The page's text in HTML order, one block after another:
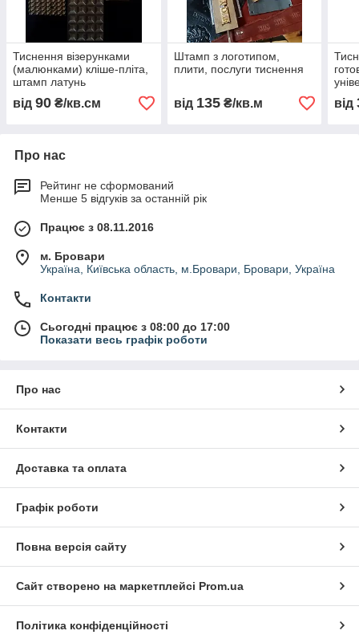
Тиснення візерунками
(малюнками) кліше-пліта,
штамп латунь
від 90 ₴/кв.см
Штамп з логотипом,
плити, послуги тиснення
від 135₴/кв.м від
Про нас
Рейтинг не сформований
Менше 5 відгуків за останній рік
Працює з 08.11.2016
м. Бровари
Україна, Київська область, м.Бровари, Бровари, Україна
Контакти
Сьогодні працює з 08:00 до 17:00
Показати весь графік роботи
Про нас
Контакти
Доставка та оплата
Графік роботи
Повна версія сайту
Сайт створено на маркетплейсі Prom.ua
Політика конфіденційності